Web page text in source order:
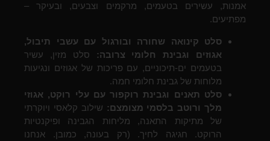
אמנות, עשירים בטעמים, מרקמים וצבעים, ובעיקר –
מפתיעים.
סלט קינואה שחורה ובורגול עם עשבי תיבול,
אגוזים וגבינת חלומי צרובה: סלט מזין, עשיר
בטעמים ים-תיכוניים, עם פריכות של אגוזים ונגיעות
מלוחות של גבינת חלומי חמה.
סלט תאנים וגבינת רוקפור עם עלי רוקט, אגוזי
מלך ורוטב בלסמי מצומצם: שילוב קלאסי ויוקרתי
של מתיקות התאנה, מליחות הגבינה ופיקנטיות
הרוקט. חגיגה לחיך. (רק בעונה, כמובן. אנחנו